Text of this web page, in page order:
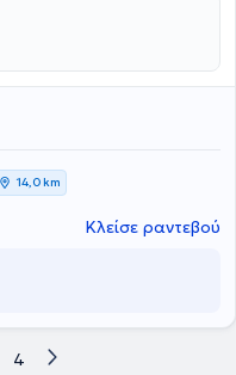
14,0 km
Κλείσε ραντεβού
4